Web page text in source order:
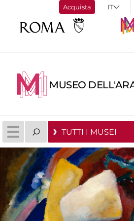
Acquista
MUSEO
TUTTI I MUSEI